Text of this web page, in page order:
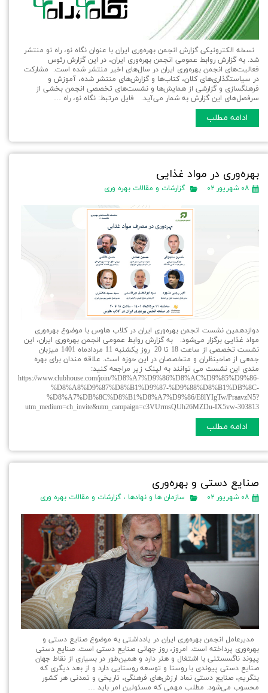
نسخه الکترونیکی گزارش انجمن بهره‌وری ایران با عنوان نگاه نو، راه نو منتشر
شد. به گزارش روابط عمومی انجمن بهره‌وری ایران، در این گزارش رئوس
فعالیت‌های انجمن بهره‌وری ایران در سال‌های اخیر منتشر شده است. مشارکت
در سیاستگذاری‌های کلان، کتاب‌ها و گزارش‌های منتشر شده، آموزش و
فرهنگسازی و گزارشی از همایش‌ها و نشست‌های تخصصی انجمن بخشی از
سرفصل‌های این گزارش به شمار می‌آید. فایل مرتبط: نگاه نو، راه …
ادامه مطلب
بهره‌وری در مواد غذایی
۰۸ شهریور ۰۲ گزارشات و مقالات بهره وری
دوازدهمین نشست انجمن بهره‌وری ایران در کلاب هاوس با موضوع بهره‌وری
مواد غذایی برگزار می‌شود. به گزارش روابط عمومی انجمن بهره‌وری ایران، این
نشست تخصصی از ساعت 18 تا 20 روز یکشنبه 11 مردادماه 1401 میزبان
جمعی از صاحبنظران و متخصصان در این حوزه است. علاقه مندان برای بهره
مندی این نشست می توانند به لینک زیر مراجعه کنید:
https://www.clubhouse.com/join/%D8%A7%D9%86%D8%AC%D9%85%D9%86-
%D8%A8%D9%87%D8%B1%D9%87-%D9%88%D8%B1%DB%8C-
%D8%A7%DB%8C%D8%B1%D8%A7%D9%86/E8lYIgTw/PraavzN5?
utm_medium=ch_invite&utm_campaign=c3VUrmsQUh26MZDu-IX5vw-303813
ادامه مطلب
صنایع دستی و بهره‌وری
۰۸ شهریور ۰۲ سازمان ها و نهادها ،گزارشات و مقالات بهره وری
مدیرعامل انجمن بهره‌وری ایران در یادداشتی به موضوع صنایع دستی و
بهره‌وری پرداخته است. امروز، روز جهانی صنایع دستی است. صنایع دستی
پیوند ناگسستنی با اشتغال و هنر دارد و همین‌طور در بسیاری از نقاط جهان
صنایع دستی پیوندی با روستا و توسعه روستایی دارد و از بعد دیگری که
بنگریم، صنایع دستی نماد ارزش‌های فرهنگی، تاریخی و تمدنی هر کشور
محسوب می‌شود. مطلب مهمی که مسئولین امر باید …